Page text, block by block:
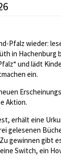
Pfalz wieder:
in Hachenburg
und lädt
ein.
Aktion.
erhält eine
gelesenen
gewinnen gibt
Switch, ein